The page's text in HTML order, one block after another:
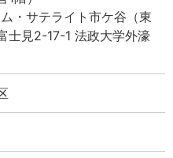
・サテライト市ケ谷（東
士見2-17-1 法政大学外濠